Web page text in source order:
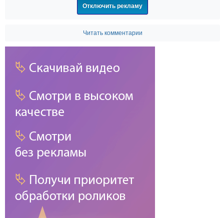
Отключить рекламу
Читать комментарии